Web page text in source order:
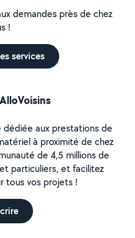
demandes près de chez
!
services
dédiée aux prestations de
à proximité de chez
de 4,5 millions de
particuliers, et facilitez
tous vos projets !